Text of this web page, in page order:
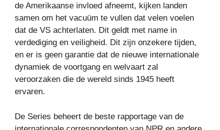
de Amerikaanse invloed afneemt, kijken landen
samen om het vacuüm te vullen dat velen voelen
dat de VS achterlaten. Dit geldt met name in
verdediging en veiligheid. Dit zijn onzekere tijden,
en er is geen garantie dat de nieuwe internationale
dynamiek de voortgang en welvaart zal
veroorzaken die de wereld sinds 1945 heeft
ervaren.
De Series beheert de beste rapportage van de